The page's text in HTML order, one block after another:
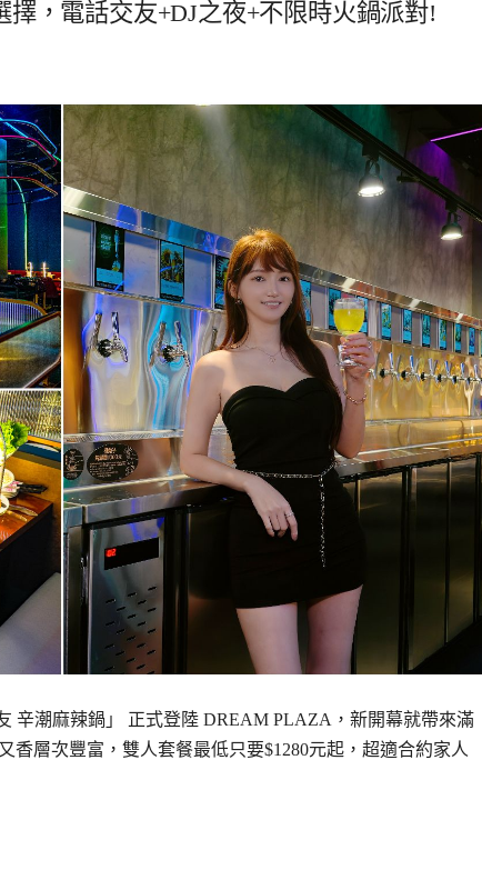
，電話交友+DJ之夜+不限時火鍋派對!
辛潮麻辣鍋」 正式登陸 DREAM PLAZA，新開幕就帶來滿
層次豐富，雙人套餐最低只要$1280元起，超適合約家人